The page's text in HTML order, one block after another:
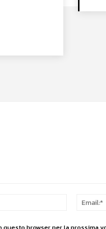
Nome:*